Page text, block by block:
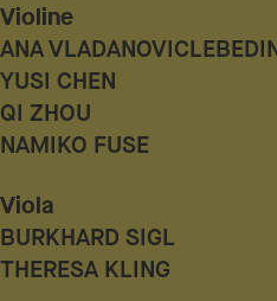
Violine
ANA
YUSI CHEN
QI ZHOU
NAMIKO FUSE
Viola
BURKHARD SIGL
THERESA KLING